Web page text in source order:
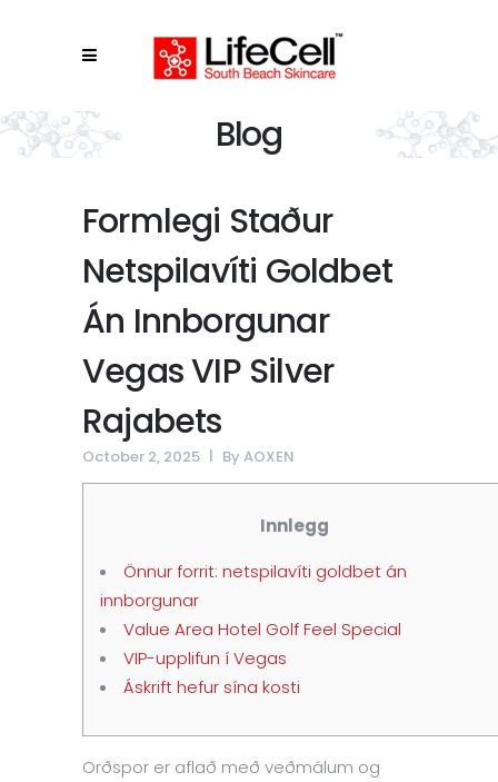
Blog
Formlegi Staður
Netspilavíti Goldbet
Án Innborgunar
Vegas VIP Silver
Rajabets
October 2, 2025 By AOXEN
Innlegg
Önnur forrit: netspilavíti goldbet án
innborgunar
Value Area Hotel Golf Feel Special
VIP-upplifun í Vegas
Áskrift hefur sína kosti
Orðspor er aflað með veðmálum og